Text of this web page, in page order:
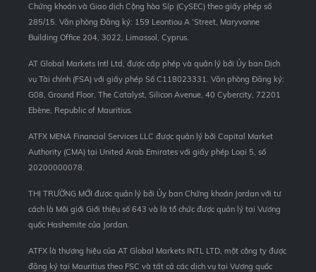
Chứng khoán và Giao dịch Cộng hòa Síp (CySEC) theo giấy phép số
285/15. Văn phòng Đăng ký: 159 Leontiou A ‘Street, Maryvonne
Building Office 204, 3022, Limassol, Cyprus.
AT Global Markets Intl Ltd, được cấp phép và quản lý bởi Ủy ban Dịch
vụ Tài chính (FSA) với giấy phép Số C118023331. Văn phòng Đăng ký:
G08, Ground Floor, The Catalyst, Silicon Avenue, 40 Cybercity, 72201
Ebène, Republic of Mauritius.
ATFX MENA Financial Services LLC được quản lý bởi Capital Market
Authority (CMA) tại United Arab Emirates với giấy phép Loại 5, số
20200000078.
THỊ TRƯỜNG MỚI được quản lý bởi Ủy ban Chứng khoán Jordan với tư
cách là Môi giới Giới thiệu số 643 và là tổ chức được quản lý tại Vương
quốc Hashemite của Jordan.
ATFX là thương hiệu của AT Global Markets INTL LTD, một công ty được
đăng ký tại Mauritius theo FSC và tất cả các dịch vụ tại Vương quốc